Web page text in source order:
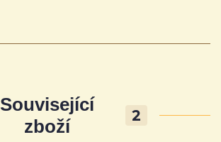
Související
zboží
2